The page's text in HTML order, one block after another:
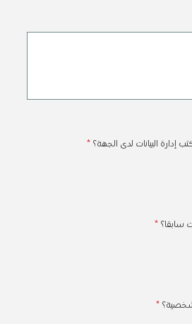
البيانات لدى الجهة؟ *
سابقا؟ *
شخصية؟ *